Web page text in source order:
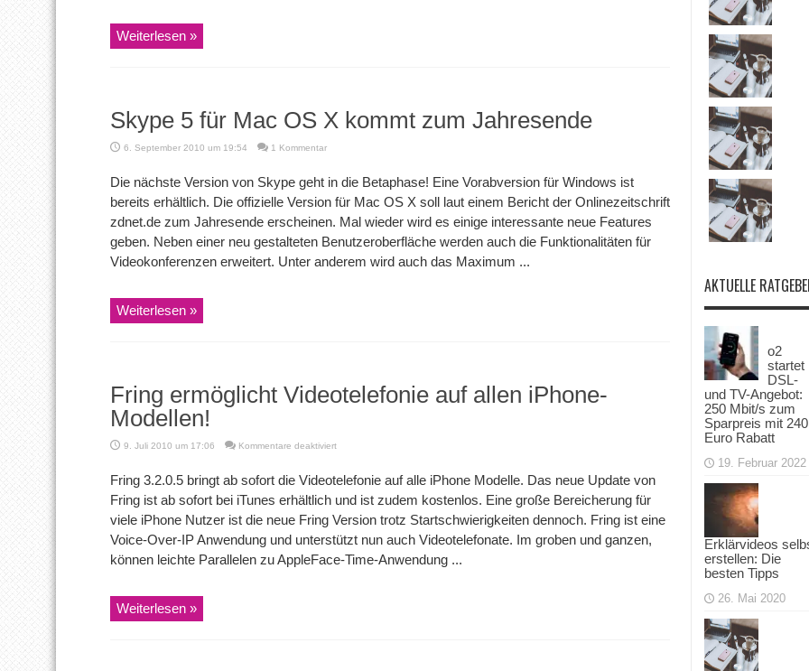
Weiterlesen »
Skype 5 für Mac OS X kommt zum Jahresende
6. September 2010 um 19:54 1 Kommentar
Die nächste Version von Skype geht in die Betaphase! Eine Vorabversion für Windows ist
bereits erhältlich. Die offizielle Version für Mac OS X soll laut einem Bericht der Onlinezeitschrift
zdnet.de zum Jahresende erscheinen. Mal wieder wird es einige interessante neue Features
geben. Neben einer neu gestalteten Benutzeroberfläche werden auch die Funktionalitäten für
Videokonferenzen erweitert. Unter anderem wird auch das Maximum ...
Weiterlesen »
Fring ermöglicht Videotelefonie auf allen iPhone-
Modellen!
9. Juli 2010 um 17:06 Kommentare deaktiviertfür
Videotelefonie
auf
iPhone-
Modellen!
Fring 3.2.0.5 bringt ab sofort die Videotelefonie auf alle iPhone Modelle. Das neue Update von
Fring ist ab sofort bei iTunes erhältlich und ist zudem kostenlos. Eine große Bereicherung für
viele iPhone Nutzer ist die neue Fring Version trotz Startschwierigkeiten dennoch. Fring ist eine
Voice-Over-IP Anwendung und unterstützt nun auch Videotelefonate. Im groben und ganzen,
können leichte Parallelen zu AppleFace-Time-Anwendung ...
Weiterlesen »
AKTUELLE
o2
startet
DSL-
und TV-Angebot:
250 Mbit/s zum
Sparpreis mit 240
Euro Rabatt
19. Februar 2022
Erklärvideos
erstellen: Die
besten Tipps
26. Mai 2020